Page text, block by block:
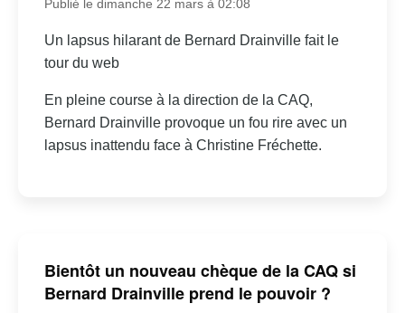
Publié le dimanche 22 mars à 02:08
Un lapsus hilarant de Bernard Drainville fait le
tour du web
En pleine course à la direction de la CAQ,
Bernard Drainville provoque un fou rire avec un
lapsus inattendu face à Christine Fréchette.
Bientôt un nouveau chèque de la CAQ si
Bernard Drainville prend le pouvoir ?